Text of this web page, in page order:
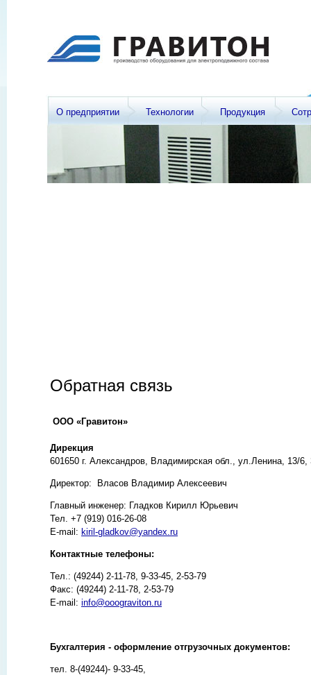
О предприятии Технологии Продукция
Обратная связь
ООО «Гравитон»
Дирекция
601650 г. Александров, Владимирская обл., ул.Ленина, 13/
Директор: Власов Владимир Алексеевич
Главный инженер: Гладков Кирилл Юрьевич
Тел. +7 (919) 016-26-08
E-mail: kiril-gladkov@yandex.ru
Контактные телефоны:
Тел.: (49244) 2-11-78, 9-33-45, 2-53-79
Факс: (49244) 2-11-78, 2-53-79
E-mail: info@ooograviton.ru
Бухгалтерия - оформление отгрузочных документов:
тел. 8-(49244)- 9-33-45,